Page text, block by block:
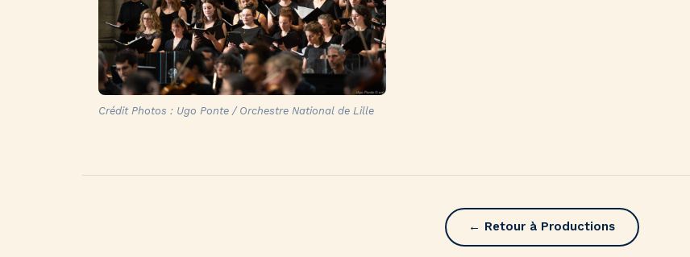
Crédit Photos : Ugo Ponte / Orchestre National de Lille
← Retour à Productions